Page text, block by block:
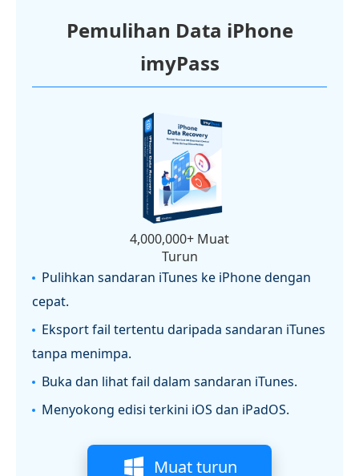
Pemulihan Data iPhone
imyPass
4,000,000+ Muat
Turun
Pulihkan sandaran iTunes ke iPhone dengan
cepat.
Eksport fail tertentu daripada sandaran iTunes
tanpa menimpa.
Buka dan lihat fail dalam sandaran iTunes.
Menyokong edisi terkini iOS dan iPadOS.
Muat turun